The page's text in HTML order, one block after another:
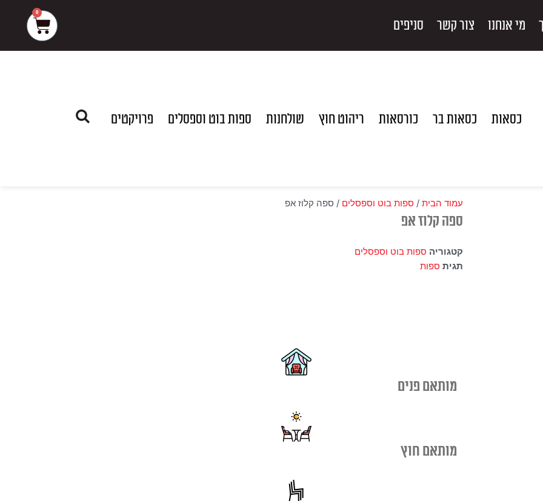
מי אנחנו צור קשר סניפים
0
עגלת
קניות
כסאות כסאות בר כורסאות ריהוט חוץ שולחנות ספות בוט וספסלים פרויקטים
עמוד הבית / ספות בוט וספסלים / ספה קלוז אפ
ספה קלוז אפ
קטגוריה ספות בוט וספסלים
תגית ספות
מותאם פנים
מותאם חוץ